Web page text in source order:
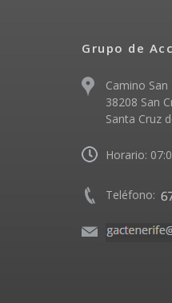
Grupo de
Camino
38208 San
Santa Cruz
Horario:
Teléfono: